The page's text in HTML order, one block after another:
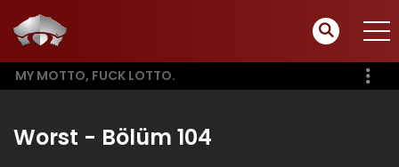
MY MOTTO, FUCK LOTTO.
Worst - Bölüm 104